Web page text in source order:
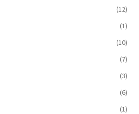
(12)
(1)
(10)
(7)
(3)
(6)
(1)